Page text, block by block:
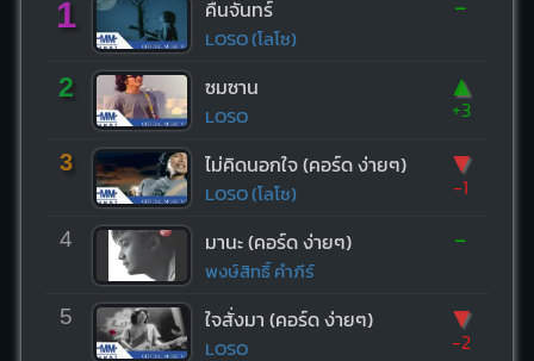
1 คืนจันทร์
LOSO (โลโซ)
2 ซมซาน
LOSO
▲
+3
3 ไม่คิดนอกใจ (คอร์ด ง่ายๆ)
LOSO (โลโซ)
▼
-1
4 มานะ (คอร์ด ง่ายๆ)
พงษ์สิทธิ์ คำภีร์
-
5 ใจสั่งมา (คอร์ด ง่ายๆ)
LOSO
▼
-2